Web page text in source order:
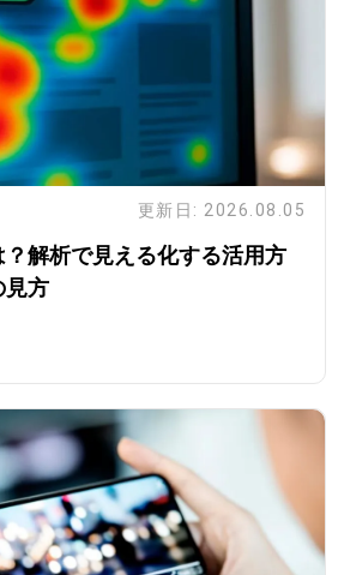
更新日: 2026.08.05
？解析で見える化する活用方
見方